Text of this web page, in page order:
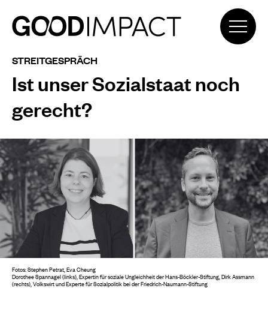
STREITGESPRÄCH
Ist unser Sozialstaat noch
gerecht?
Fotos:Stephen Petrat, Eva Cheung
Dorothee Spannagel (links), Expertin für soziale Ungleichheit der Hans-Böckler-Stiftung, Dirk Assmann
(rechts), Volkswirt und Experte für Sozialpolitik bei der Friedrich-Naumann-Stiftung